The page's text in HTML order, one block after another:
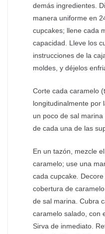
demás ingredientes.
manera uniforme en
cupcakes; llene cada
capacidad. Lleve los
instrucciones de la
moldes, y déjelos
Corte cada caramelo
longitudinalmente por
un poco de sal
de cada una de las
En un tazón, mezcle
caramelo; use una
cada cupcake
cobertura de
de sal marina. Cubra
caramelo salado, con
Sirva de inmediato.